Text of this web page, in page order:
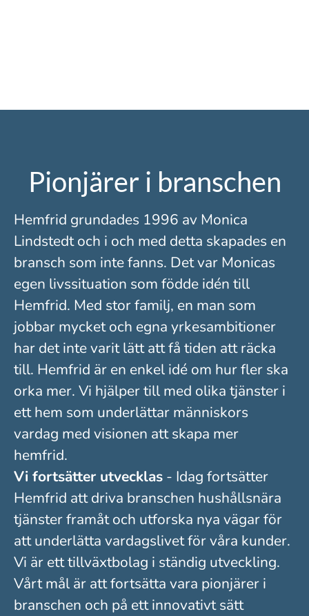
Pionjärer i branschen
Hemfrid grundades 1996 av Monica
Lindstedt och i och med detta skapades en
bransch som inte fanns. Det var Monicas
egen livssituation som födde idén till
Hemfrid. Med stor familj, en man som
jobbar mycket och egna yrkesambitioner
har det inte varit lätt att få tiden att räcka
till. Hemfrid är en enkel idé om hur fler ska
orka mer. Vi hjälper till med olika tjänster i
ett hem som underlättar människors
vardag med visionen att skapa mer
hemfrid.
Vi fortsätter utvecklas - Idag fortsätter
Hemfrid att driva branschen hushållsnära
tjänster framåt och utforska nya vägar för
att underlätta vardagslivet för våra kunder.
Vi är ett tillväxtbolag i ständig utveckling.
Vårt mål är att fortsätta vara pionjärer i
branschen och på ett innovativt sätt